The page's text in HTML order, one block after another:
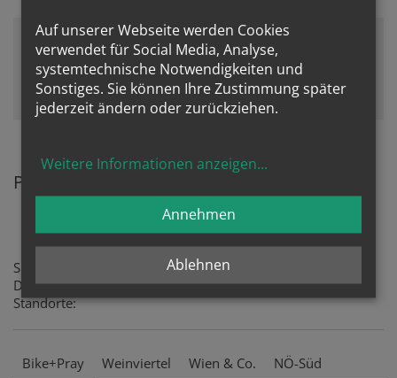
Zustimmung erforderlich!
Bitte akzeptieren Sie
Cookies von Youtubeund
laden Sie die
Seite neu, um diesen Inhalt sehen zu können.
Park+Pray Standorte auf einen Blick
Sie sind per Rad oder Auto unterwegs?
Dann besuchen sie doch die´folgenden Park + Pray-
Standorte:
Bike+Pray Weinviertel Wien & Co. NÖ-Süd
Auf unserer Webseite werden Cookies
verwendet für Social Media, Analyse,
systemtechnische Notwendigkeiten und
Sonstiges. Sie können Ihre Zustimmung später
jederzeit ändern oder zurückziehen.
Weitere Informationen anzeigen...
Ablehnen
Annehmen